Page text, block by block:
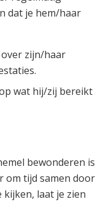
dat je hem/haar
zijn/haar
wat hij/zij bereikt
bewonderen is
om tijd samen door
laat je zien